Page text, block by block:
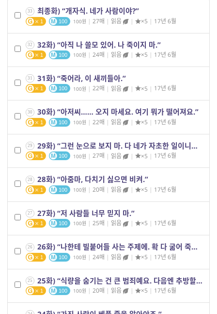
33 최종화) “개자식. 네가 사람이야?”
1 100 100 | 27매 | 읽음 | ×5 | 17년 6월
32 32화) “아직 나 쓸모 있어. 나 죽이지 마.”
1 100 100 | 24매 | 읽음 | ×5 | 17년 6월
31 31화) “죽어라, 이 새끼들아.”
1 100 100 | 22매 | 읽음 | ×5 | 17년 6월
30 30화) “아저씨…… 오지 마세요. 여기 뭐가 떨어져요.”
1 100 100 | 22매 | 읽음 | ×5 | 17년 6월
29 29화) “그런 눈으로 보지 마. 다 네가 자초한 일이니까.”
1 100 100 | 27매 | 읽음 | ×5 | 17년 6월
28 28화) “아줌마, 다치기 싫으면 비켜.”
1 100 100 | 20매 | 읽음 | ×5 | 17년 6월
27 27화) “저 사람들 너무 믿지 마.”
1 100 100 | 25매 | 읽음 | ×5 | 17년 6월
26 26화) “나한테 빌붙어들 사는 주제에. 확 다 굶어 죽고 싶어?”
1 100 100 | 24매 | 읽음 | ×5 | 17년 6월
25 25화) “식량을 숨기는 건 큰 범죄예요. 다음엔 추방할 겁니다.”
1 100 100 | 20매 | 읽음 | ×5 | 17년 6월